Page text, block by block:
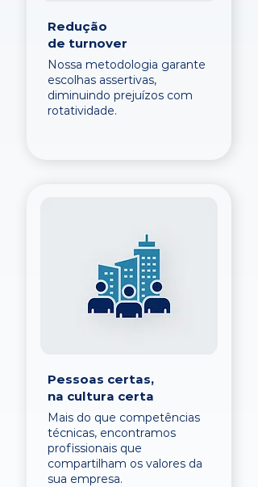
Redução
de turnover
Nossa metodologia garante
escolhas assertivas,
diminuindo prejuízos com
rotatividade.
Pessoas certas,
na cultura certa
Mais do que competências
técnicas, encontramos
profissionais que
compartilham os valores da
sua empresa.